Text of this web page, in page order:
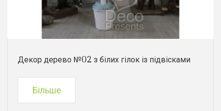
Декор дерево №02 з білих гілок із підвісками
Більше